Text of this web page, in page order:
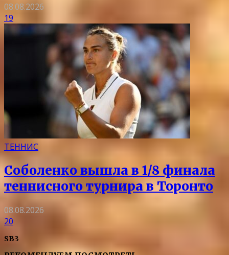
08.08.2026
19
ТЕННИС
Соболенко вышла в 1/8 финала
теннисного турнира в Торонто
08.08.2026
20
SB3